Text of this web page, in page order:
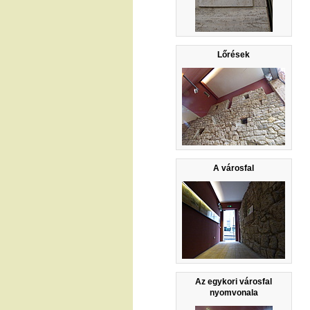
Lőrések
A városfal
Az egykori városfal
nyomvonala